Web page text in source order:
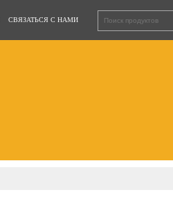
СВЯЗАТЬСЯ С НАМИ